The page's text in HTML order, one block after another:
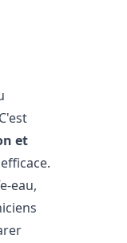
et
eau,